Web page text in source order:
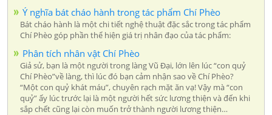
Ý nghĩa bát cháo hành trong tác phẩm Chí Phèo
Bát cháo hành là một chi tiết nghệ thuật đặc sắc trong tác phẩm
Chí Phèo góp phần thể hiện giá trị nhân đạo của tác phẩm:
Phân tích nhân vật Chí Phèo
Giả sử, bạn là một người trong làng Vũ Đại, lớn lên lúc “con quỷ
Chí Phèo”về làng, thì lúc đó bạn cảm nhận sao về Chí Phèo?
“Một con quỷ khát máu”, chuyên rạch mặt ăn vạ! Vậy mà “con
quỷ” ấy lúc trước lại là một người hết sức lương thiện và đến khi
sắp chết cũng lại còn muốn trở thành người lương thiện…